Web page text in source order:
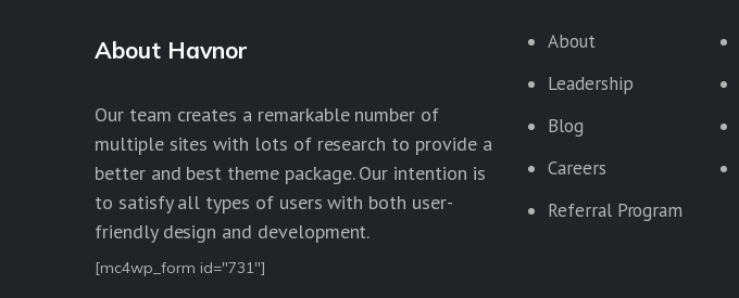
About Havnor
Our team creates a remarkable number of
multiple sites with lots of research to provide a
better and best theme package. Our intention is
to satisfy all types of users with both user-
friendly design and development.
[mc4wp_form id="731"]
About
Leadership
Blog
Careers
Referral Program